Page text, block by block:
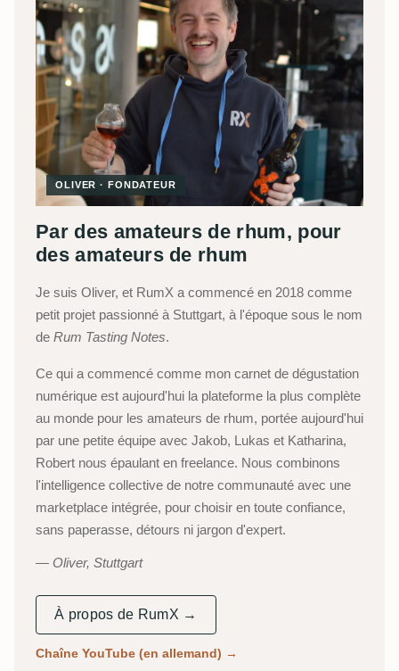
OLIVER · FONDATEUR
Par des amateurs de rhum, pour
des amateurs de rhum
Je suis Oliver, et RumX a commencé en 2018 comme
petit projet passionné à Stuttgart, à l'époque sous le nom
de Rum Tasting Notes.
Ce qui a commencé comme mon carnet de dégustation
numérique est aujourd'hui la plateforme la plus complète
au monde pour les amateurs de rhum, portée aujourd'hui
par une petite équipe avec Jakob, Lukas et Katharina,
Robert nous épaulant en freelance. Nous combinons
l'intelligence collective de notre communauté avec une
marketplace intégrée, pour choisir en toute confiance,
sans paperasse, détours ni jargon d'expert.
Oliver, Stuttgart
À propos de RumX →
Chaîne YouTube (en allemand) →